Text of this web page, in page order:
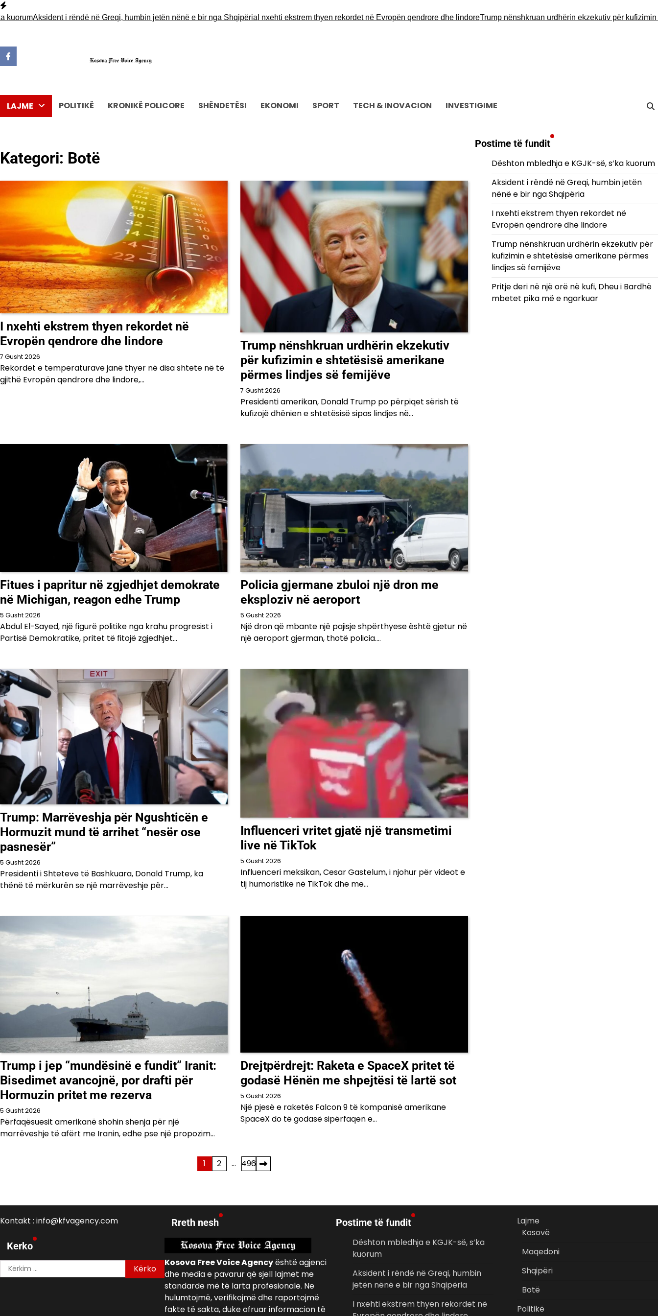
Skip
to Aksident i rëndë në Greqi, humbin jetën nënë e bir nga ShqipëriaI nxehti ekstrem thyen rekordet në Evropën qendrore dhe lindore Trump nënshkruan urdhërin ekzekutiv për kufizimin e
LAJME POLITIKË KRONIKË POLICORE SHËNDETËSI EKONOMI SPORT TECH & INOVACION INVESTIGIME
Kategori: Botë
I nxehti ekstrem thyen rekordet në
Evropën qendrore dhe lindore
7 Gusht 2026
Rekordet e temperaturave janë thyer në disa shtete në të
gjithë Evropën qendrore dhe lindore,…
Trump nënshkruan urdhërin ekzekutiv
për kufizimin e shtetësisë amerikane
përmes lindjes së femijëve
7 Gusht 2026
Presidenti amerikan, Donald Trump po përpiqet sërish të
kufizojë dhënien e shtetësisë sipas lindjes në…
Fitues i papritur në zgjedhjet demokrate
në Michigan, reagon edhe Trump
5 Gusht 2026
Abdul El-Sayed, një figurë politike nga krahu progresist i
Partisë Demokratike, pritet të fitojë zgjedhjet…
Policia gjermane zbuloi një dron me
eksploziv në aeroport
5 Gusht 2026
Një dron që mbante një pajisje shpërthyese është gjetur në
një aeroport gjerman, thotë policia.…
Trump: Marrëveshja për Ngushticën e
Hormuzit mund të arrihet “nesër ose
pasnesër”
5 Gusht 2026
Presidenti i Shteteve të Bashkuara, Donald Trump, ka
thënë të mërkurën se një marrëveshje për…
Influenceri vritet gjatë një transmetimi
live në TikTok
5 Gusht 2026
Influenceri meksikan, Cesar Gastelum, i njohur për videot e
tij humoristike në TikTok dhe me…
Trump i jep “mundësinë e fundit” Iranit:
Bisedimet avancojnë, por drafti për
Hormuzin pritet me rezerva
5 Gusht 2026
Përfaqësuesit amerikanë shohin shenja për një
marrëveshje të afërt me Iranin, edhe pse një propozim…
Drejtpërdrejt: Raketa e SpaceX pritet të
godasë Hënën me shpejtësi të lartë sot
5 Gusht 2026
Një pjesë e raketës Falcon 9 të kompanisë amerikane
SpaceX do të godasë sipërfaqen e…
1 2 … 496
Postime të fundit
Dështon mbledhja e KGJK-së, s’ka kuorum
Aksident i rëndë në Greqi, humbin jetën
nënë e bir nga Shqipëria
I nxehti ekstrem thyen rekordet në
Evropën qendrore dhe lindore
Trump nënshkruan urdhërin ekzekutiv për
kufizimin e shtetësisë amerikane përmes
lindjes së femijëve
Pritje deri në një orë në kufi, Dheu i Bardhë
mbetet pika më e ngarkuar
Kontakt : info@kfvagency.com
Kerko
Kërko
për:
Rreth nesh
Kosova Free Voice Agencyështë agjenci
dhe media e pavarur që sjell lajmet me
standarde më të larta profesionale. Ne
hulumtojmë, verifikojmë dhe raportojmë
fakte të sakta, duke ofruar informacion të
Postime të fundit
Dështon mbledhja e KGJK-së, s’ka
kuorum
Aksident i rëndë në Greqi, humbin
jetën nënë e bir nga Shqipëria
I nxehti ekstrem thyen rekordet në
Lajme
Kosovë
Maqedoni
Shqipëri
Botë
Politikë